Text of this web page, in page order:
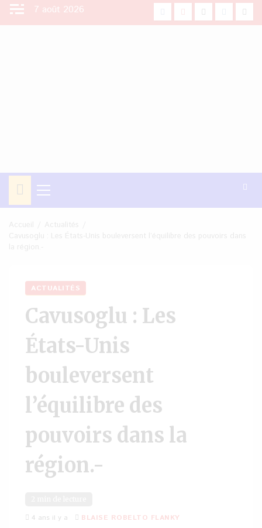
Aller
7 août 2026 facebookYoutube
X
Menu
principal
ACTUALITÉS
Cavusoglu : Les
États-Unis
bouleversent
l’équilibre des
pouvoirs dans la
région.-
4 ans il y a BLAISE ROBELTO FLANKY